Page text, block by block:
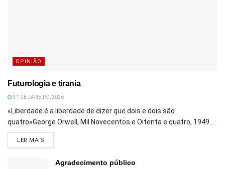
OPINIÃO
Futurologia e tirania
31 DE JANEIRO, 2026
«Liberdade é a liberdade de dizer que dois e dois são
quatro»George Orwell, Mil Novecentos e Oitenta e quatro, 1949...
LER MAIS
Agradecimento público